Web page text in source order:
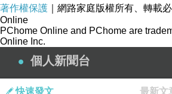
著作權保護 ｜網路家庭版權所有、轉載
Online
PChome Online and PChome are
Online Inc.
個人新聞台
快速發文 最新文